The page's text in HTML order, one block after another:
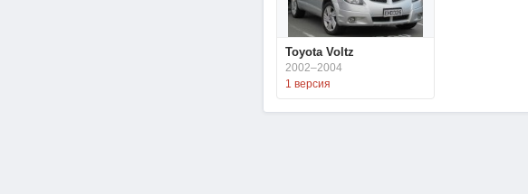
Toyota Voltz
2002–2004
1 версия